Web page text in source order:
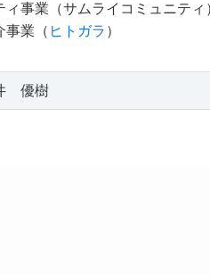
ィ事業（サムライコミュニティ
事業（ ヒトガラ ）
優樹